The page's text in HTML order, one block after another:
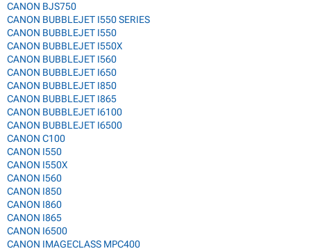
CANON BJS750
CANON BUBBLEJET I550 SERIES
CANON BUBBLEJET I550
CANON BUBBLEJET I550X
CANON BUBBLEJET I560
CANON BUBBLEJET I650
CANON BUBBLEJET I850
CANON BUBBLEJET I865
CANON BUBBLEJET I6100
CANON BUBBLEJET I6500
CANON C100
CANON I550
CANON I550X
CANON I560
CANON I850
CANON I860
CANON I865
CANON I6500
CANON IMAGECLASS MPC400